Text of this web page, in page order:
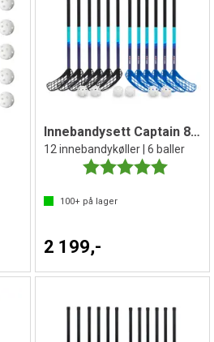
Innebandysett Captain 85 cm
12 innebandykøller | 6 baller
Karakter:
100+på lager
2 199,-